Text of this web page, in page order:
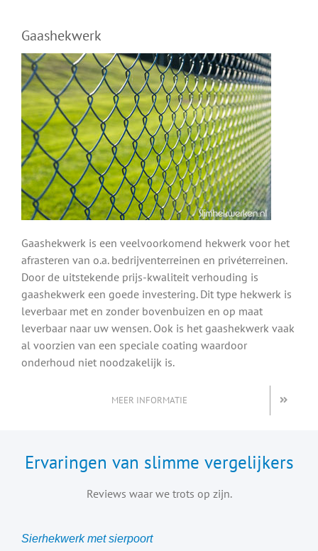
Gaashekwerk
Gaashekwerk is een veelvoorkomend hekwerk voor het
afrasteren van o.a. bedrijventerreinen en privéterreinen.
Door de uitstekende prijs-kwaliteit verhouding is
gaashekwerk een goede investering. Dit type hekwerk is
leverbaar met en zonder bovenbuizen en op maat
leverbaar naar uw wensen. Ook is het gaashekwerk vaak
al voorzien van een speciale coating waardoor
onderhoud niet noodzakelijk is.
MEER INFORMATIE
Ervaringen van slimme vergelijkers
Reviews waar we trots op zijn.
Sierhekwerk met sierpoort